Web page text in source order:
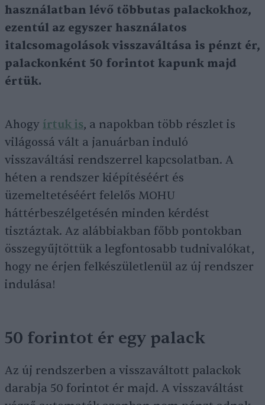
használatban lévő többutas palackokhoz,
ezentúl az egyszer használatos
italcsomagolások visszaváltása is pénzt ér,
palackonként 50 forintot kapunk majd
értük.
Ahogy írtuk is, a napokban több részlet is
világossá vált a januárban induló
visszaváltási rendszerrel kapcsolatban. A
héten a rendszer kiépítéséért és
üzemeltetéséért felelős MOHU
háttérbeszélgetésén minden kérdést
tisztáztak. Az alábbiakban főbb pontokban
összegyűjtöttük a legfontosabb tudnivalókat,
hogy ne érjen felkészületlenül az új rendszer
indulása!
50 forintot ér egy palack
Az új rendszerben a visszaváltott palackok
darabja 50 forintot ér majd. A visszaváltást